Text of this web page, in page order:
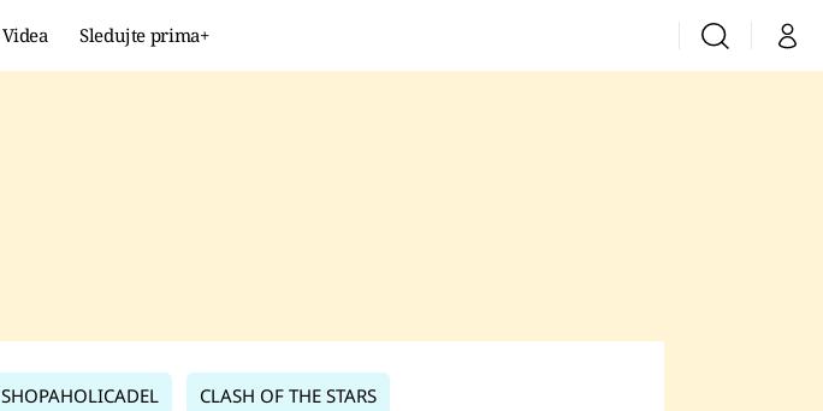
Videa Sledujte prima+ VyhledáváníMůj
SHOPAHOLICADEL CLASH OF THE STARS